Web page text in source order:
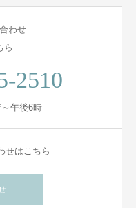
わせ
ら
2510
午後6時
せはこちら